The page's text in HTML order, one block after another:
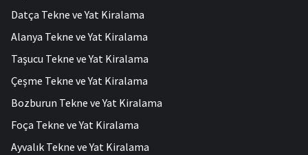
Datça Tekne ve Yat Kiralama
Alanya Tekne ve Yat Kiralama
Taşucu Tekne ve Yat Kiralama
Çeşme Tekne ve Yat Kiralama
Bozburun Tekne ve Yat Kiralama
Foça Tekne ve Yat Kiralama
Ayvalık Tekne ve Yat Kiralama